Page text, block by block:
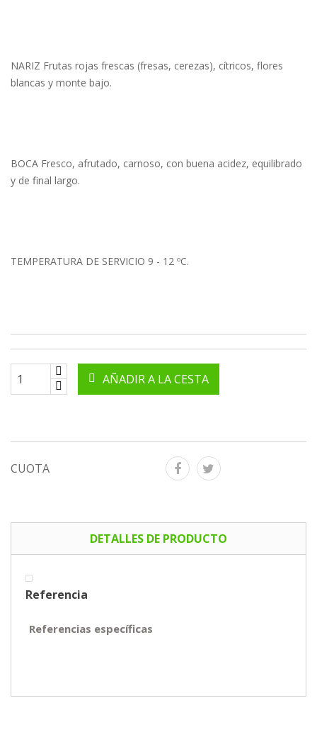
NARIZ Frutas rojas frescas (fresas, cerezas), cítricos, flores
blancas y monte bajo.
BOCA Fresco, afrutado, carnoso, con buena acidez, equilibrado
y de final largo.
TEMPERATURA DE SERVICIO 9 - 12 ºC.
AÑADIR A LA CESTA
CUOTA
DETALLES DE PRODUCTO
Referencia
Referencias específicas